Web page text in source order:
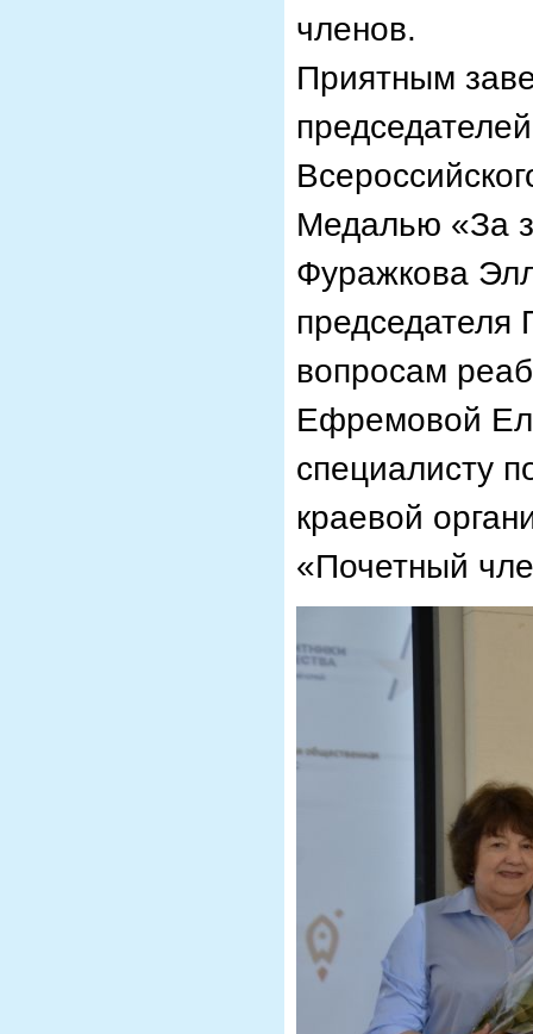
членов.
Приятным
Медалью «За
Фуражкова
председателя
вопросам
Ефремовой
специалисту
краевой
«Почетный